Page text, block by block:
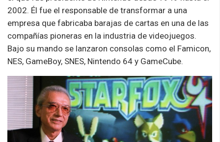
2002. Él fue el responsable de transformar a una
empresa que fabricaba barajas de cartas en una de las
compañías pioneras en la industria de videojuegos.
Bajo su mando se lanzaron consolas como el Famicon,
NES, GameBoy, SNES, Nintendo 64 y GameCube.